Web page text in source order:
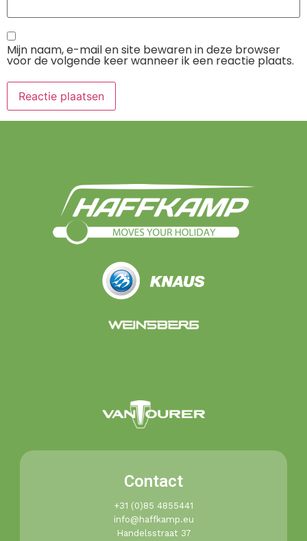
Mijn naam, e-mail en site bewaren in deze browser
voor de volgende keer wanneer ik een reactie plaats.
Contact
+31 (0)85 4855441​
info@haffkamp.eu​
Handelsstraat 37